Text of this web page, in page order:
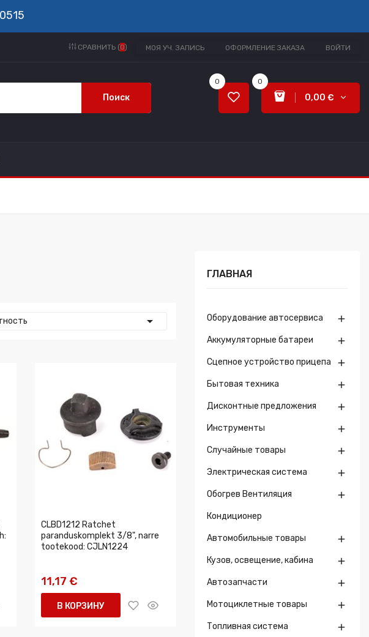
МОЯ УЧ. ЗАПИСЬ ОФОРМЛЕНИЕ ЗАКАЗА ВОЙТИ
СРАВНИТЬ (0)
Поиск
0
0,00 €
0

CLBD1212 Ratchet
paranduskomplekt 3/8", narre
tootekood: CJLN1224
11,17 €
В КОРЗИНУ
ГЛАВНАЯ
Оборудование автосервиса 
Аккумуляторные батареи 
Сцепное устройство прицепа 
Бытовая техника 
Дисконтные предложения 
Инструменты 
Случайные товары 
Электрическая система 
Обогрев Вентиляция
Кондиционер

Автомобильные товары 
Кузов, освещение, кабина 
Автозапчасти 
Мотоциклетные товары 
Топливная система 